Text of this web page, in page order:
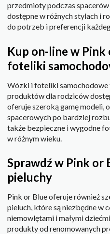
przedmioty podczas
dostępne w różnych stylach i
do potrzeb i preferencji
Kup on-line w Pink
foteliki
Wózki i foteliki samochodowe
produktów dla rodziców
oferuje szeroką gamę modeli,
spacerowych po bardziej
także bezpieczne i wygodne
w różnym wieku.
Sprawdź w Pink or
pieluchy
Pink or Blue oferuje również
pieluch, które są niezbędne w
niemowlętami i małymi
produkty od renomowanych